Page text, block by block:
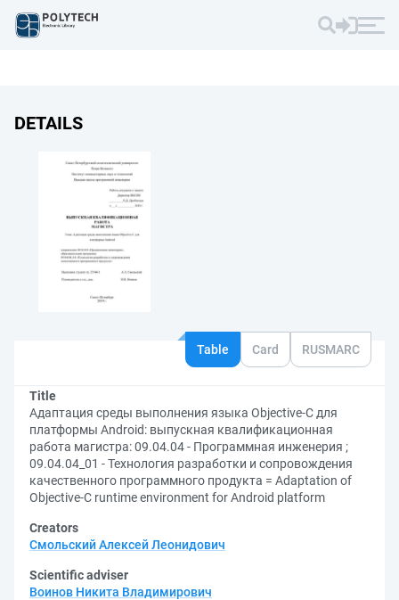
DETAILS
Table Card RUSMARC
Title
Адаптация среды выполнения языка Objective-C для
платформы Android: выпускная квалификационная
работа магистра: 09.04.04 - Программная инженерия ;
09.04.04_01 - Технология разработки и сопровождения
качественного программного продукта = Adaptation of
Objective-C runtime environment for Android platform
Creators
Смольский Алексей Леонидович
Scientific adviser
Воинов Никита Владимирович